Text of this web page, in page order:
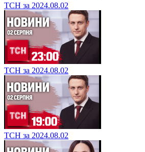
ТСН за 2024.08.02
ТСН за 2024.08.02
ТСН за 2024.08.02